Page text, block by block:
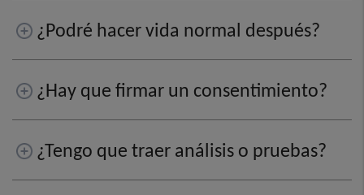
¿Podré hacer vida normal después?
¿Hay que firmar un consentimiento?
¿Tengo que traer análisis o pruebas?